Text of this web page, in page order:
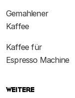
Gemahlener
Kaffee
Kaffee für
Espresso Machine
WEITERE